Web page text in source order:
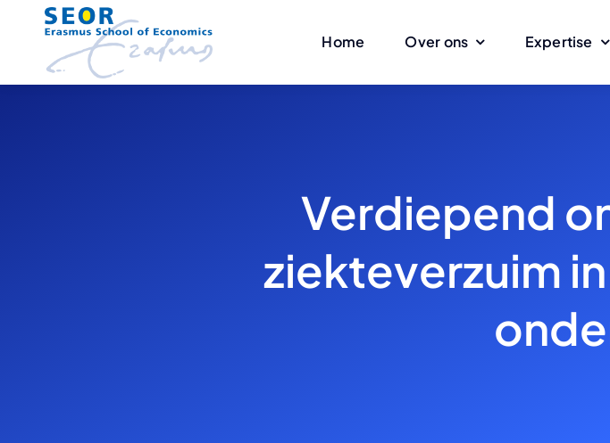
content
Home Over ons Expertise
Verdiepend
ziekteverzuim